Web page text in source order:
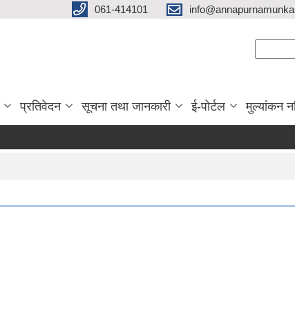
061-414101
प्रतिवेदन सूचना तथा जानकारी ई-पोर्टल मुल्यांकन